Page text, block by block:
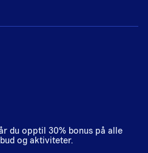
du opptil 30% bonus på alle
og aktiviteter.